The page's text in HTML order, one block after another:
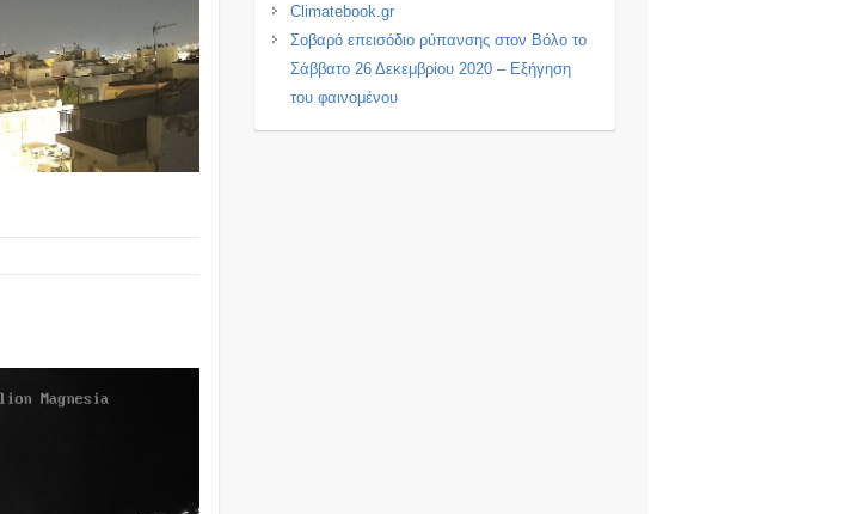
Climatebook.gr
Σοβαρό επεισόδιο ρύπανσης στον Βόλο το
Σάββατο 26 Δεκεμβρίου 2020 – Εξήγηση
του φαινομένου